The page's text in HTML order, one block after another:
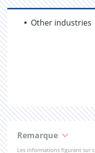
Other industries
Remarque
Les informations figurant sur